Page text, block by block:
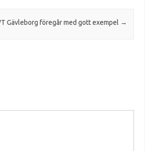
Gävleborg föregår med gott exempel →